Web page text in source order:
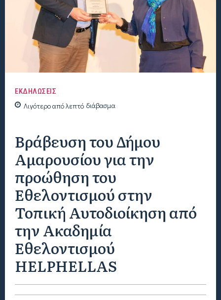
ΕΚΔΗΛΩΣΕΙΣ
Λιγότερο απόλεπτό διάβασμα
Βράβευση του Δήμου
Αμαρουσίου για την
προώθηση του
Εθελοντισμού στην
Τοπική Αυτοδιοίκηση από
την Ακαδημία
Εθελοντισμού
HELPHELLAS